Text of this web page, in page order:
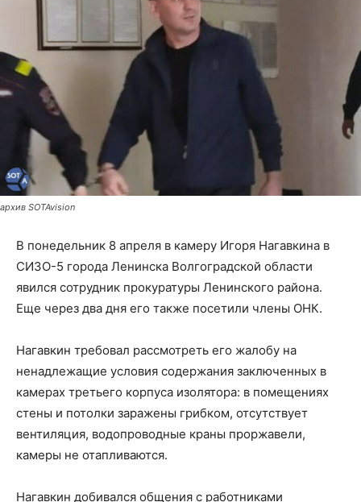
архив SOTAvision
В понедельник 8 апреля в камеру Игоря Нагавкина в
СИЗО-5 города Ленинска Волгоградской области
явился сотрудник прокуратуры Ленинского района.
Еще через два дня его также посетили члены ОНК.
Нагавкин требовал рассмотреть его жалобу на
ненадлежащие условия содержания заключенных в
камерах третьего корпуса изолятора: в помещениях
стены и потолки заражены грибком, отсутствует
вентиляция, водопроводные краны проржавели,
камеры не отапливаются.
Нагавкин добивался общения с работниками